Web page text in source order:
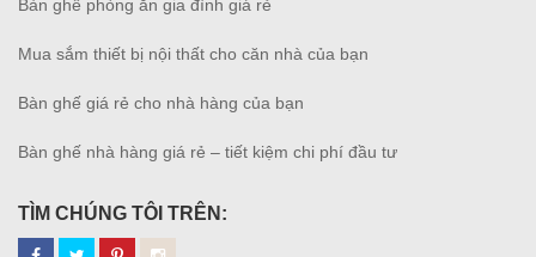
Bàn ghế phòng ăn gia đình giá rẻ
Mua sắm thiết bị nội thất cho căn nhà của bạn
Bàn ghế giá rẻ cho nhà hàng của bạn
Bàn ghế nhà hàng giá rẻ – tiết kiệm chi phí đầu tư
TÌM CHÚNG TÔI TRÊN: